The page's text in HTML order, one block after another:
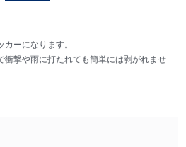
ーになります。
衝撃や雨に打たれても簡単には剥がれませ